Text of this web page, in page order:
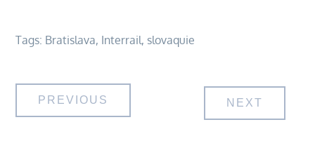
Tags: Bratislava, Interrail, slovaquie
Navigation
PREVIOUS NEXT